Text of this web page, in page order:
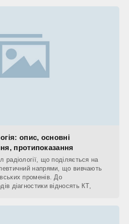
опис, основні
протипоказання
радіології, що поділяється на
напрями, що вивчають
променів. До
діагностики відносять КТ,